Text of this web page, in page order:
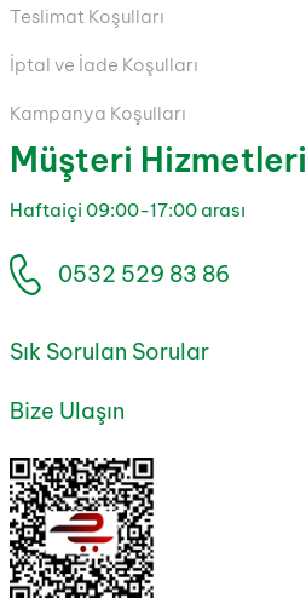
Teslimat Koşulları
İptal ve İade Koşulları
Kampanya Koşulları
Müşteri Hizmetleri
Haftaiçi 09:00-17:00 arası
0532 529 83 86
Sık Sorulan Sorular
Bize Ulaşın